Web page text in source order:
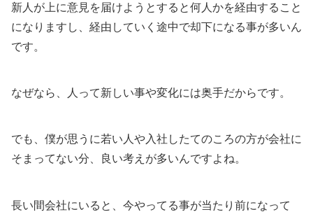
新人が上に意見を届けようとすると何人かを経由すること
になりますし、経由していく途中で却下になる事が多いん
です。
なぜなら、人って新しい事や変化には奥手だからです。
でも、僕が思うに若い人や入社したてのころの方が会社に
そまってない分、良い考えが多いんですよね。
長い間会社にいると、今やってる事が当たり前になって